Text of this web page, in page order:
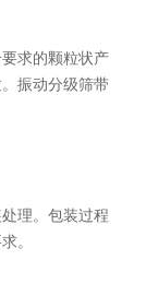
求的颗粒状产
振动分级筛带
理。包装过程
。